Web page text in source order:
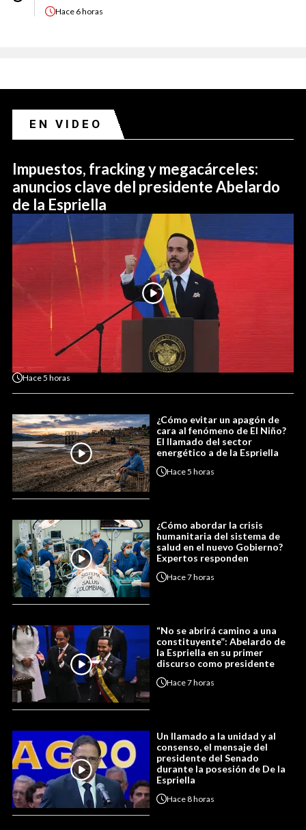
Hace 6 horas
EN VIDEO
Impuestos, fracking y megacárceles:
anuncios clave del presidente Abelardo
de la Espriella
Hace5 horas
¿Cómo evitar un apagón de
cara al fenómeno de El Niño?
El llamado del sector
energético a de la Espriella
Hace5 horas
¿Cómo abordar la crisis
humanitaria del sistema de
salud en el nuevo Gobierno?
Expertos responden
Hace7 horas
“No se abrirá camino a una
constituyente”: Abelardo de
la Espriella en su primer
discurso como presidente
Hace7 horas
Un llamado a la unidad y al
consenso, el mensaje del
presidente del Senado
durante la posesión de De la
Espriella
Hace8 horas